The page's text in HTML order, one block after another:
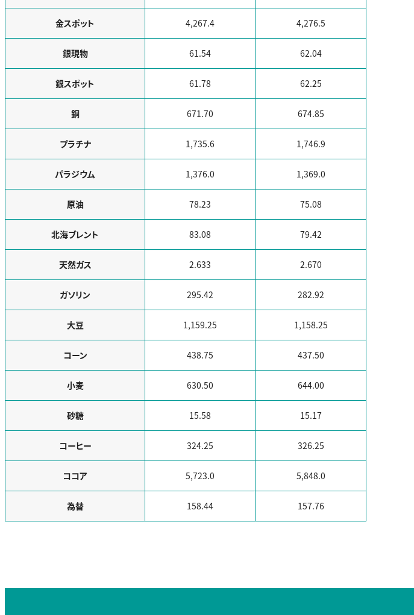
金スポット 4,267.4 4,276.5
銀現物 61.54 62.04
銀スポット 61.78 62.25
銅 671.70 674.85
プラチナ 1,735.6 1,746.9
パラジウム 1,376.0 1,369.0
原油 78.23 75.08
北海ブレント 83.08 79.42
天然ガス 2.633 2.670
ガソリン 295.42 282.92
大豆 1,159.25 1,158.25
コーン 438.75 437.50
小麦 630.50 644.00
砂糖 15.58 15.17
コーヒー 324.25 326.25
ココア 5,723.0 5,848.0
為替 158.44 157.76